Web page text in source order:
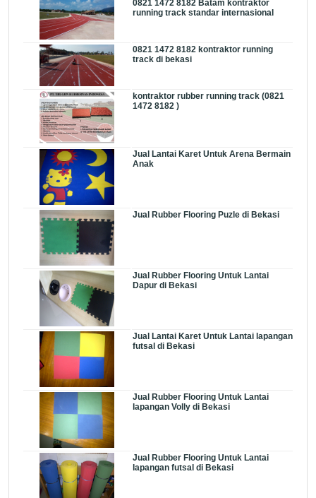
0821 1472 8182 Batam kontraktor
running track standar internasional
0821 1472 8182 kontraktor running
track di bekasi
kontraktor rubber running track (0821
1472 8182 )
Jual Lantai Karet Untuk Arena Bermain
Anak
Jual Rubber Flooring Puzle di Bekasi
Jual Rubber Flooring Untuk Lantai
Dapur di Bekasi
Jual Lantai Karet Untuk Lantai lapangan
futsal di Bekasi
Jual Rubber Flooring Untuk Lantai
lapangan Volly di Bekasi
Jual Rubber Flooring Untuk Lantai
lapangan futsal di Bekasi